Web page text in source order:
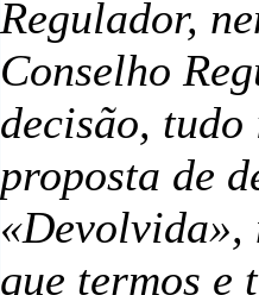
Regulador,
Conselho
decisão, tudo
proposta de
«Devolvida»,
que termos e